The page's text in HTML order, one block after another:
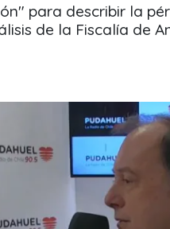
para describir la
de la Fiscalía de